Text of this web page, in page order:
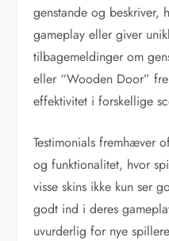
genstande og beskriver,
gameplay eller giver
tilbagemeldinger om
eller “Wooden Door”
effektivitet i forskellige
Testimonials fremhæver
og funktionalitet, hvor
visse skins ikke kun ser
godt ind i deres
uvurderlig for nye